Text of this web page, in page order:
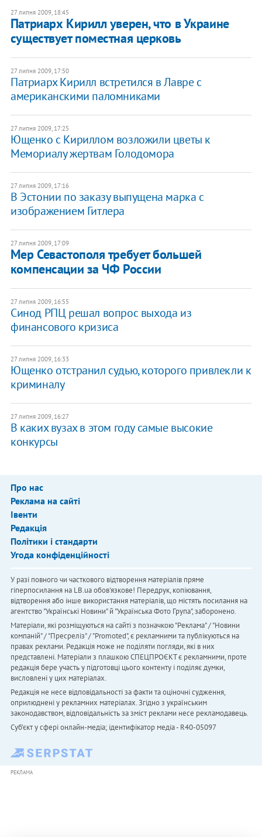
27 липня 2009, 18:45
Патриарх Кирилл уверен, что в Украине
существует поместная церковь
27 липня 2009, 17:50
Патриарх Кирилл встретился в Лавре с
американскими паломниками
27 липня 2009, 17:25
Ющенко с Кириллом возложили цветы к
Мемориалу жертвам Голодомора
27 липня 2009, 17:16
В Эстонии по заказу выпущена марка с
изображением Гитлера
27 липня 2009, 17:09
Мер Севастополя требует большей
компенсации за ЧФ России
27 липня 2009, 16:55
Синод РПЦ решал вопрос выхода из
финансового кризиса
27 липня 2009, 16:33
Ющенко отстранил судью, которого привлекли к
криминалу
27 липня 2009, 16:27
В каких вузах в этом году самые высокие
конкурсы
Про нас
Реклама на сайті
Івенти
Редакція
Політики і стандарти
Угода конфіденційності
У разі повного чи часткового відтворення матеріалів пряме
гіперпосилання на LB.ua обов'язкове! Передрук, копіювання,
відтворення або інше використання матеріалів, що містять посилання на
агентство "Українськi Новини" й "Українська Фото Група", заборонено.
Матеріали, які розміщуються на сайті з позначкою "Реклама" / "Новини
компаній" / "Пресреліз" / "Promoted", є рекламними та публікуються на
правах реклами. Редакція може не поділяти погляди, які в них
представлені. Матеріали з плашкою СПЕЦПРОЄКТ є рекламними, проте
редакція бере участь у підготовці цього контенту і поділяє думки,
висловлені у цих матеріалах.
Редакція не несе відповідальності за факти та оціночні судження,
оприлюднені у рекламних матеріалах. Згідно з українським
законодавством, відповідальність за зміст реклами несе рекламодавець.
Cуб'єкт у сфері онлайн-медіа; ідентифікатор медіа - R40-05097
РЕКЛАМА